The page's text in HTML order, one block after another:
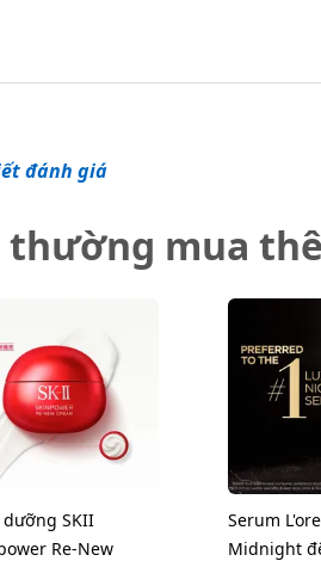
đánh giá
thường mua
dưỡng SKII
Re-New
Serum
Midnight